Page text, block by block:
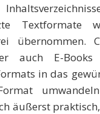
Textformate
übernommen.
auch E-Books
in das
äußerst